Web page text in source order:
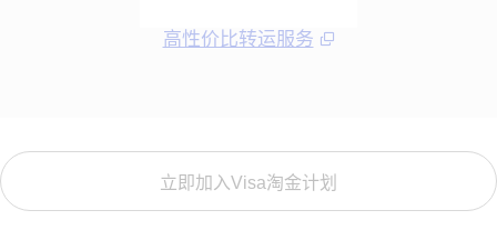
高性价比转运服务
立即加入Visa淘金计划